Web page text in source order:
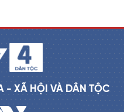
- XÃ HỘI VÀ DÂN TỘC